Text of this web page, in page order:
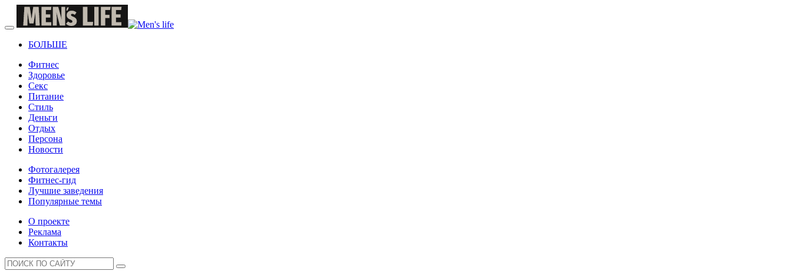
БОЛЬШЕ
Фитнес
Здоровье
Секс
Питание
Стиль
Деньги
Отдых
Персона
Новости
Фотогалерея
Фитнес-гид
Лучшие заведения
Популярные темы
О проекте
Реклама
Контакты